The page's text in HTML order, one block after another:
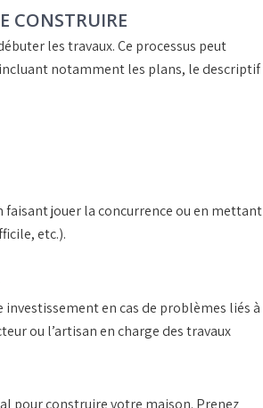
CONSTRUIRE
les travaux. Ce processus peut
notamment les plans, le descriptif
faisant jouer la concurrence ou en mettant
etc.).
en cas de problèmes liés à
ou l’artisan en charge des travaux
pour construire votre maison. Prenez